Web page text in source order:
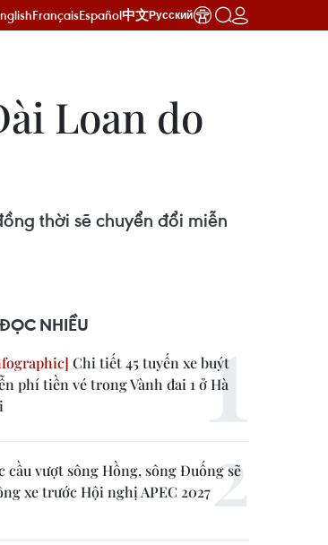
FrançaisEspañol中文Русский
Loan do
thời sẽ chuyển đổi miễn
ĐỌC NHIỀU
Chi tiết 45 tuyến xe buýt
phí tiền vé trong Vành đai 1 ở Hà
cầu vượt sông Hồng, sông Đuống sẽ
xe trước Hội nghị APEC 2027